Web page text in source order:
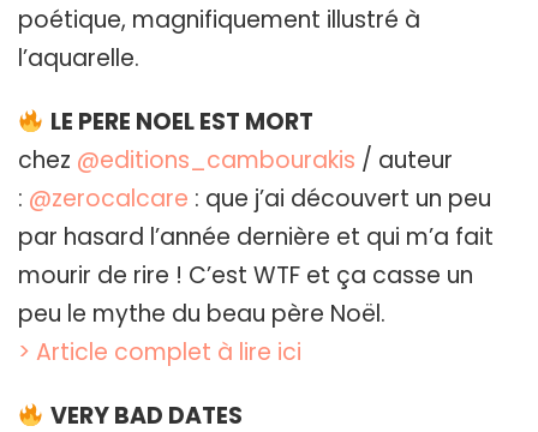
poétique, magnifiquement illustré à
l’aquarelle.
LE PERE NOEL EST MORT
chez @editions_cambourakis / auteur
: @zerocalcare : que j’ai découvert un peu
par hasard l’année dernière et qui m’a fait
mourir de rire ! C’est WTF et ça casse un
peu le mythe du beau père Noël.
> Article complet à lire ici
VERY BAD DATES